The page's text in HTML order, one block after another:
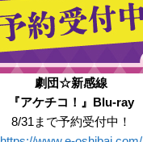
劇団☆新感線
『アケチコ！』Blu-ray
8/31まで予約受付中！